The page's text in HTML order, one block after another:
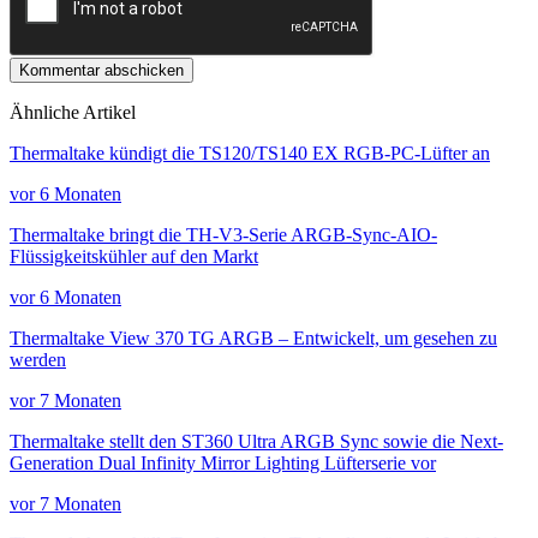
Kommentar abschicken
Ähnliche Artikel
Thermaltake kündigt die TS120/TS140 EX RGB-PC-Lüfter an
vor 6 Monaten
Thermaltake bringt die TH-V3-Serie ARGB-Sync-AIO-
Flüssigkeitskühler auf den Markt
vor 6 Monaten
Thermaltake View 370 TG ARGB – Entwickelt, um gesehen zu
werden
vor 7 Monaten
Thermaltake stellt den ST360 Ultra ARGB Sync sowie die Next-
Generation Dual Infinity Mirror Lighting Lüfterserie vor
vor 7 Monaten